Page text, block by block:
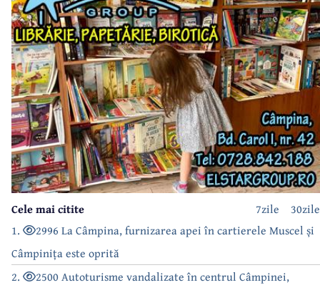
30zile
7zile
Cele mai citite
1.
2996 La Câmpina, furnizarea apei în cartierele Muscel și
Câmpinița este oprită
2.
2500 Autoturisme vandalizate în centrul Câmpinei,